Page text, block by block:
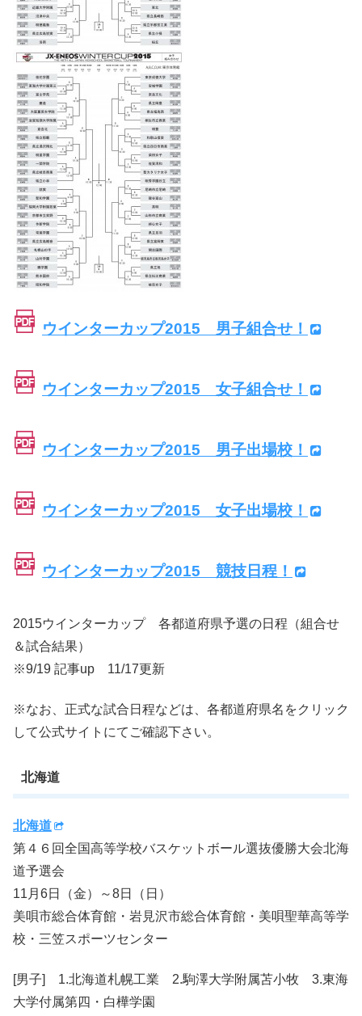
ウインターカップ2015 男子組合せ！
ウインターカップ2015 女子組合せ！
ウインターカップ2015 男子出場校！
ウインターカップ2015 女子出場校！
ウインターカップ2015 競技日程！
2015ウインターカップ 各都道府県予選の日程（組合せ
＆試合結果）
※9/19 記事up 11/17更新
※なお、正式な試合日程などは、各都道府県名をクリック
して公式サイトにてご確認下さい。
北海道
北海道
第４６回全国高等学校バスケットボール選抜優勝大会北海
道予選会
11月6日（金）～8日（日）
美唄市総合体育館・岩見沢市総合体育館・美唄聖華高等学
校・三笠スポーツセンター
[男子] 1.北海道札幌工業 2.駒澤大学附属苫小牧 3.東海
大学付属第四・白樺学園